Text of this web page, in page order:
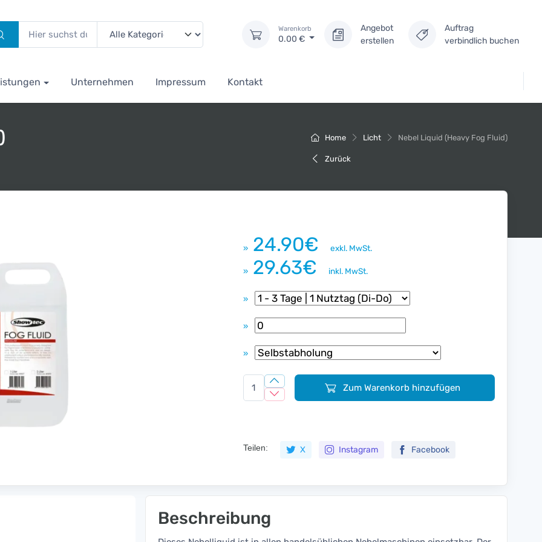
Warenkorb
0.00 €
Angebot
erstellen
Auftrag
verbindlich buchen
Unternehmen Impressum Kontakt
Home Licht Nebel Liquid (Heavy Fog Fluid)
Zurück
» 24.90€ exkl. MwSt.
» 29.63€ inkl. MwSt.
»
»
»
Zum Warenkorb hinzufügen
Teilen: X Instagram Facebook
Beschreibung